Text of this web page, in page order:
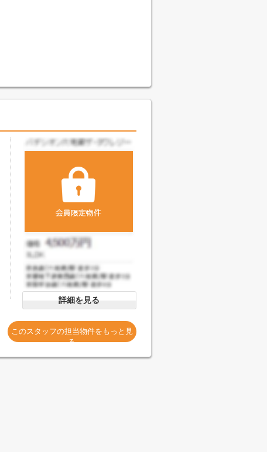
詳細を見る
このスタッフの担当物件をもっと見
る